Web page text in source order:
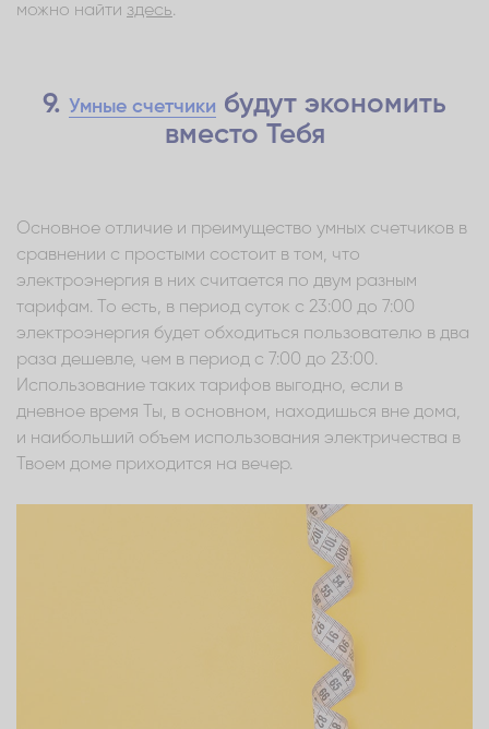
можно найти здесь.
9. Умные счетчики будут экономить
вместо Тебя
Основное отличие и преимущество умных счетчиков в
сравнении с простыми состоит в том, что
электроэнергия в них считается по двум разным
тарифам. То есть, в период суток с 23:00 до 7:00
электроэнергия будет обходиться пользователю в два
раза дешевле, чем в период с 7:00 до 23:00.
Использование таких тарифов выгодно, если в
дневное время Ты, в основном, находишься вне дома,
и наибольший объем использования электричества в
Твоем доме приходится на вечер.